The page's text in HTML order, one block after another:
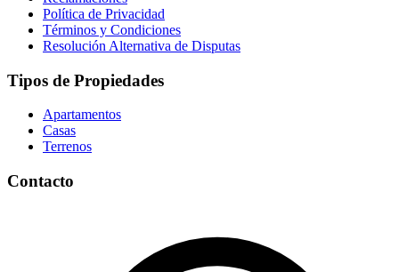
Política de Privacidad
Términos y Condiciones
Resolución Alternativa de Disputas
Tipos de Propiedades
Apartamentos
Casas
Terrenos
Contacto